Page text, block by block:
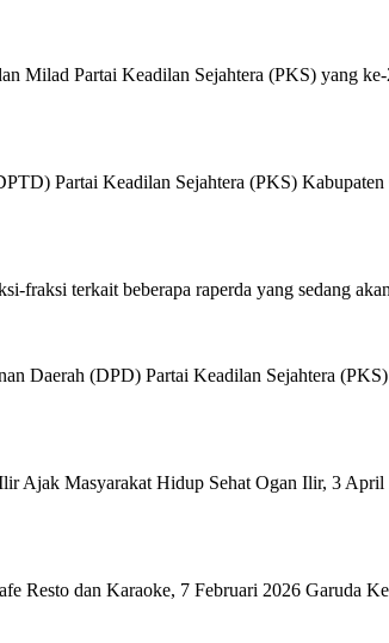
Milad Partai Keadilan Sejahtera (PKS) yang
Partai Keadilan Sejahtera (PKS)
fraksi terkait beberapa raperda yang sedang
Daerah (DPD) Partai Keadilan Sejahtera
Ajak Masyarakat Hidup Sehat Ogan Ilir, 3
Resto dan Karaoke, 7 Februari 2026 Garuda